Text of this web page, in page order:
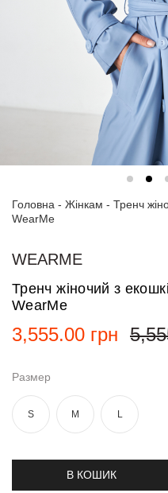
Спортивні
світшоти
сорочки
Сукні
та
костюми
Футболки
та поло
брюки
Топи
боді
Головна - Жінкам - Тренч
WearMe
WEARME
Тренч жіночий з
WearMe
3,555.00 грн
Размер
S M L
В КОШИК